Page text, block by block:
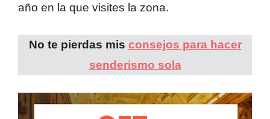
año en la que visites la zona.
No te pierdas mis consejos para hacer
senderismo sola